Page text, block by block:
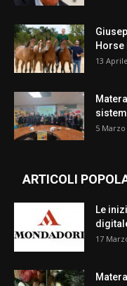
Horse
13
5 Marzo
ARTICOLI
Le
17